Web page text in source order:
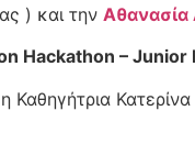
) και την Αθανασία
Hackathon – Junior